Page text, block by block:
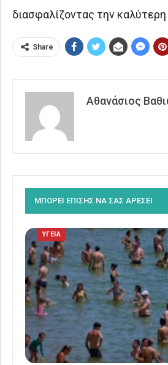
διασφαλίζοντας την
Share
Αθανάσιος
ΜΠΟΡΕΙ ΕΠΙΣΗΣ ΝΑ ΣΑΣ ΑΡΕΣΕΙ
ΥΓΕΙΑ